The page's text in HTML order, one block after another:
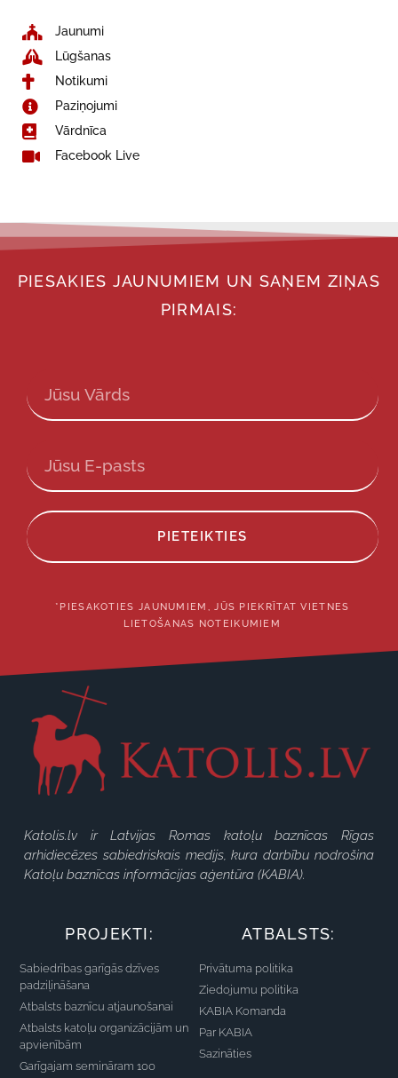
Jaunumi
Lūgšanas
Notikumi
Paziņojumi
Vārdnīca
Facebook Live
PIESAKIES JAUNUMIEM UN SAŅEM ZIŅAS
PIRMAIS:
PIETEIKTIES
*PIESAKOTIES JAUNUMIEM, JŪS PIEKRĪTAT VIETNES
LIETOŠANAS NOTEIKUMIEM
Katolis.lv ir Latvijas Romas katoļu baznīcas Rīgas
arhidiecēzes sabiedriskais medijs, kura darbību nodrošina
Katoļu baznīcas informācijas aģentūra (KABIA).
PROJEKTI:
Sabiedrības garīgās dzīves
padziļināšana
Atbalsts baznīcu atjaunošanai
Atbalsts katoļu organizācijām un
apvienībām
Garīgajam semināram 100
ATBALSTS:
Privātuma politika
Ziedojumu politika
KABIA Komanda
Par KABIA
Sazināties